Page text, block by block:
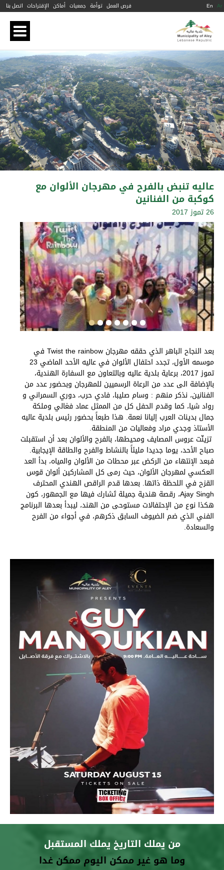
اتصل بنا الإقتراحات أماكن جمعيات توأمة فرص العمل En Ar
عاليه تنبض بالفرح في مهرجان الألوان مع
كوكبة من الفنانين
26 تموز 2017
بعد النجاح الباهر الذي حققه مهرجان Twist the rainbow في
موسمه الأول، تجدد احتفال الألوان في عاليه الأحد الماضي 23
تموز 2017، برعاية بلدية عاليه وبالتعاون مع السفارة الهندية،
بالإضافة الى عدد من الرعاة الرسميين للمهرجان وبحضور عدد من
الفنانين، نذكر منهم : ​ وسام صليبا​، فادي حرب، ​ دوري السمراني ​ و​
رواد شيا​، كما وقدم الحفل كل من الممثل ​ عماد فغالي ​ وملكة
جمال بدينات العرب ​ إليانا نعمة​. هذا طبعاً بحضور رئيس بلدية عاليه
الأستاذ ​ وجدي مراد ​ وفعاليات من المنطقة.
تزينّت عروس المصايف ومحيطها، بالفرح والألوان بعد أن استقبلت
صباح الأحد، يوما جديدا مليئاً بالنشاط والفرح والطاقة الإيجابية.
فبعد الإنتهاء من الركض عبر محطات من الألوان والمياه، بدأ العد
العكسي لمهرجان الألوان، حيث رمى كل المشاركين ألوان قوس
القزح في اللحظة ذاتها. بعدها قدم الراقص الهندي المحترف
Ajay Singh، رقصة هندية جميلة تَشارك فيها مع الجمهور، كون
هكذا نوع من الإحتفالات مستوحى من الهند، ليبدأ بعدها البرنامج
الفني الذي ضم الضيوف السابق ذكرهم، في أجواء من الفرح
والسعادة.
من يملك التاريخ يملك المستقبل
وما هو غير ممكن اليوم ممكن غدا